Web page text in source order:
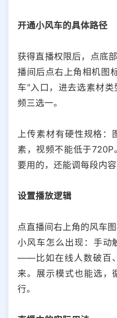
开通小风车的具体路径
获得直播权限后，点底
播间后点右上角相机图
车"入口，进去选素材
频三选一。
上传素材有硬性规格
素，视频不能低于
要用的，还能调每段内容
设置播放逻辑
点直播间右上角的风车
小风车怎么出现：手动
——比如在线人数破百
来。展示模式也能选，
行。